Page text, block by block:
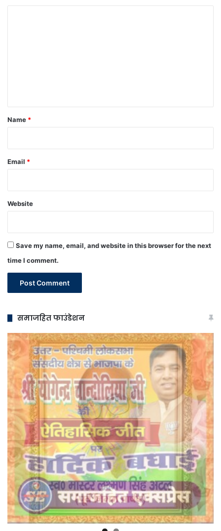
*
Name *
Email *
Website
Save my name, email, and website in this browser for the next
time I comment.
समाजहित फाउंडेशन